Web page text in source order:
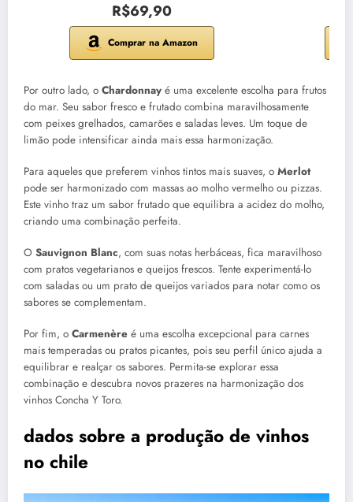
R$69,90
Comprar na Amazon
Por outro lado, o Chardonnay é uma excelente escolha para frutos
do mar. Seu sabor fresco e frutado combina maravilhosamente
com peixes grelhados, camarões e saladas leves. Um toque de
limão pode intensificar ainda mais essa harmonização.
Para aqueles que preferem vinhos tintos mais suaves, o Merlot
pode ser harmonizado com massas ao molho vermelho ou pizzas.
Este vinho traz um sabor frutado que equilibra a acidez do molho,
criando uma combinação perfeita.
O Sauvignon Blanc, com suas notas herbáceas, fica maravilhoso
com pratos vegetarianos e queijos frescos. Tente experimentá-lo
com saladas ou um prato de queijos variados para notar como os
sabores se complementam.
Por fim, o Carmenère é uma escolha excepcional para carnes
mais temperadas ou pratos picantes, pois seu perfil único ajuda a
equilibrar e realçar os sabores. Permita-se explorar essa
combinação e descubra novos prazeres na harmonização dos
vinhos Concha Y Toro.
dados sobre a produção de vinhos
no chile